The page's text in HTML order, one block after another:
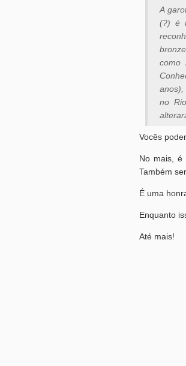
A
(?) é
como
anos),
no
Vocês
No mais, é
Também
É uma
Enquanto
Até mais!